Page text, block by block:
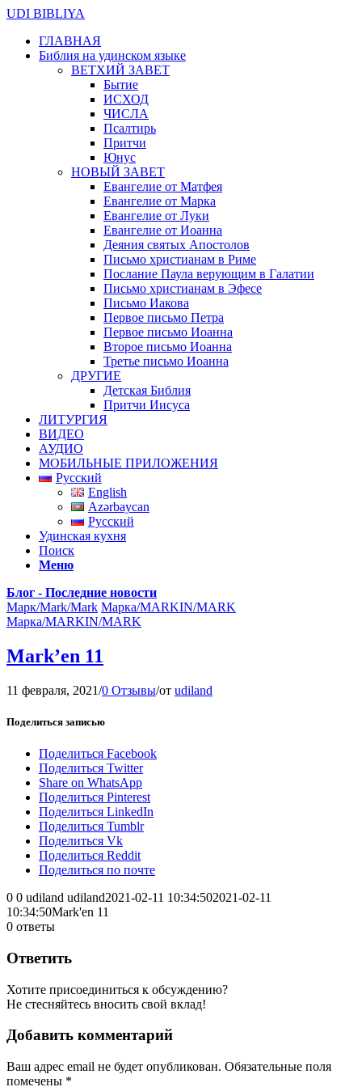
UDI BIBLIYA
ГЛАВНАЯ
Библия на удинском языке
ВЕТХИЙ ЗАВЕТ
Бытие
ИСХОД
ЧИСЛА
Псалтирь
Притчи
Юнус
НОВЫЙ ЗАВЕТ
Евангелие от Матфея
Евангелие от Марка
Евангелие от Луки
Евангелие от Иоанна
Деяния святых Апостолов
Письмо христианам в Риме
Послание Паула верующим в Галатии
Письмо христианам в Эфесе
Письмо Иакова
Первое письмо Петра
Первое письмо Иоанна
Второе письмо Иоанна
Третье письмо Иоанна
ДРУГИЕ
Детская Библия
Притчи Иисуса
ЛИТУРГИЯ
ВИДЕО
АУДИО
МОБИЛЬНЫЕ ПРИЛОЖЕНИЯ
Русский
English
Azərbaycan
Русский
Удинская кухня
Поиск
Меню
Блог - Последние новости
Mарк/Mark/Mark Марка/MARKIN/MARK
Марка/MARKIN/MARK
Mark’en 11
11 февраля, 2021/0 Отзывы/от udiland
Поделиться записью
Поделиться Facebook
Поделиться Twitter
Share on WhatsApp
Поделиться Pinterest
Поделиться LinkedIn
Поделиться Tumblr
Поделиться Vk
Поделиться Reddit
Поделиться по почте
0 0 udiland udiland2021-02-11 10:34:502021-02-11
10:34:50Mark'en 11
0 ответы
Ответить
Хотите присоединиться к обсуждению?
Не стесняйтесь вносить свой вклад!
Добавить комментарий
Ваш адрес email не будет опубликован. Обязательные поля
помечены *